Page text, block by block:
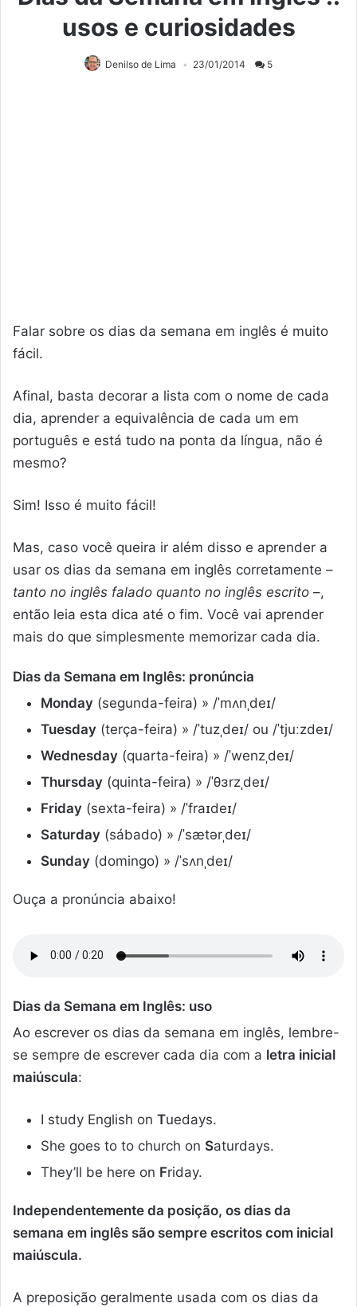
usos e curiosidades
Denilso de Lima 23/01/2014 5
Falar sobre os dias da semana em inglês é muito
fácil.
Afinal, basta decorar a lista com o nome de cada
dia, aprender a equivalência de cada um em
português e está tudo na ponta da língua, não é
mesmo?
Sim! Isso é muito fácil!
Mas, caso você queira ir além disso e aprender a
usar os dias da semana em inglês corretamente –
tanto no inglês falado quanto no inglês escrito –,
então leia esta dica até o fim. Você vai aprender
mais do que simplesmente memorizar cada dia.
Dias da Semana em Inglês: pronúncia
Monday (segunda-feira) » /ˈmʌnˌdeɪ/
Tuesday (terça-feira) » /ˈtuzˌdeɪ/ ou /ˈtjuːzdeɪ/
Wednesday (quarta-feira) » /ˈwenzˌdeɪ/
Thursday (quinta-feira) » /ˈθɜrzˌdeɪ/
Friday (sexta-feira) » /ˈfraɪdeɪ/
Saturday (sábado) » /ˈsætərˌdeɪ/
Sunday (domingo) » /ˈsʌnˌdeɪ/
Ouça a pronúncia abaixo!
Dias da Semana em Inglês: uso
Ao escrever os dias da semana em inglês, lembre-
se sempre de escrever cada dia com a letra inicial
maiúscula:
I study English on Tuedays.
She goes to to church on Saturdays.
They’ll be here on Friday.
Independentemente da posição, os dias da
semana em inglês são sempre escritos com inicial
maiúscula.
A preposição geralmente usada com os dias da